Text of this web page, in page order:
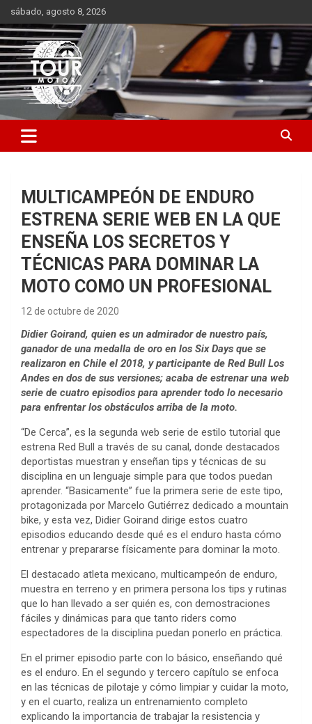
Saltar
al
contenido
sábado, agosto 8, 2026
Tour Motor
Plataforma de contenido audiovisual para el sector automotriz
MULTICAMPEÓN DE ENDURO
ESTRENA SERIE WEB EN LA QUE
ENSEÑA LOS SECRETOS Y
TÉCNICAS PARA DOMINAR LA
MOTO COMO UN PROFESIONAL
12 de octubre de 2020
Didier Goirand, quien es un admirador de nuestro país,
ganador de una medalla de oro en los Six Days que se
realizaron en Chile el 2018, y participante de Red Bull Los
Andes en dos de sus versiones; acaba de estrenar una web
serie de cuatro episodios para aprender todo lo necesario
para enfrentar los obstáculos arriba de la moto.
“De Cerca”, es la segunda web serie de estilo tutorial que
estrena Red Bull a través de su canal, donde destacados
deportistas muestran y enseñan tips y técnicas de su
disciplina en un lenguaje simple para que todos puedan
aprender. “Basicamente” fue la primera serie de este tipo,
protagonizada por Marcelo Gutiérrez dedicado a mountain
bike, y esta vez, Didier Goirand dirige estos cuatro
episodios educando desde qué es el enduro hasta cómo
entrenar y prepararse físicamente para dominar la moto.
El destacado atleta mexicano, multicampeón de enduro,
muestra en terreno y en primera persona los tips y rutinas
que lo han llevado a ser quién es, con demostraciones
fáciles y dinámicas para que tanto riders como
espectadores de la disciplina puedan ponerlo en práctica.
En el primer episodio parte con lo básico, enseñando qué
es el enduro. En el segundo y tercero capítulo se enfoca
en las técnicas de pilotaje y cómo limpiar y cuidar la moto,
y en el cuarto, realiza un entrenamiento completo
explicando la importancia de trabajar la resistencia y